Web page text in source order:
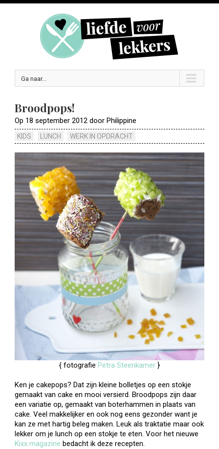
Ga naar...
Broodpops!
Op 18 september 2012 door Philippine
KIDS LUNCH WERK IN OPDRACHT
{ fotografie Petra Steenkamer }
Ken je cakepops? Dat zijn kleine bolletjes op een stokje
gemaakt van cake en mooi versierd. Broodpops zijn daar
een variatie op, gemaakt van boterhammen in plaats van
cake. Veel makkelijker en ook nog eens gezonder want je
kan ze met hartig beleg maken. Leuk als traktatie maar ook
lekker om je lunch op een stokje te eten. Voor het nieuwe
Kixx magazine bedacht ik deze recepten.